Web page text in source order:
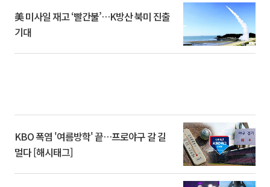
美 미사일 재고 ‘빨간불’…K방산 북미 진출
기대
KBO 폭염 '여름방학' 끝…프로야구 갈 길
멀다 [해시태그]